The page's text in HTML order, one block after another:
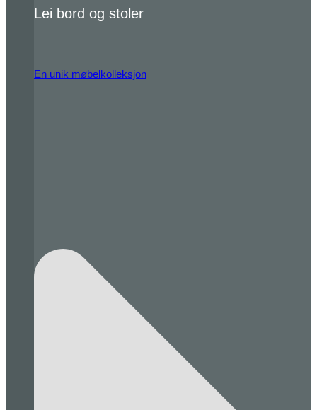
Lei bord og stoler
En unik møbelkolleksjon